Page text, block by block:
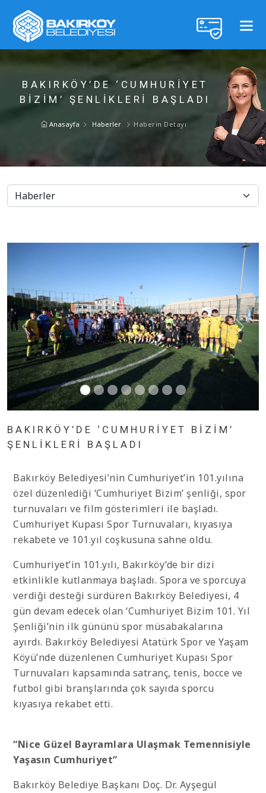
BAKIRKÖY’DE ‘CUMHURİYET
BİZİM’ ŞENLİKLERİ BAŞLADI
Anasayfa Haberler Haberin Detayı
BAKIRKÖY’DE ‘CUMHURİYET BİZİM’
ŞENLİKLERİ BAŞLADI
Bakırköy Belediyesi’nin Cumhuriyet’in 101.yılına
özel düzenlediği ‘Cumhuriyet Bizim’ şenliği, spor
turnuvaları ve film gösterimleri ile başladı.
Cumhuriyet Kupası Spor Turnuvaları, kıyasıya
rekabete ve 101.yıl coşkusuna sahne oldu.
Cumhuriyet’in 101.yılı, Bakırköy’de bir dizi
etkinlikle kutlanmaya başladı. Spora ve sporcuya
verdiği desteği sürdüren Bakırköy Belediyesi, 4
gün devam edecek olan ‘Cumhuriyet Bizim 101. Yıl
Şenliği’nin ilk gününü spor müsabakalarına
ayırdı. Bakırköy Belediyesi Atatürk Spor ve Yaşam
Köyü’nde düzenlenen Cumhuriyet Kupası Spor
Turnuvaları kapsamında satranç, tenis, bocce ve
futbol gibi branşlarında çok sayıda sporcu
kıyasıya rekabet etti.
“Nice Güzel Bayramlara Ulaşmak Temennisiyle
Yaşasın Cumhuriyet”
Bakırköy Belediye Başkanı Doç. Dr. Ayşegül